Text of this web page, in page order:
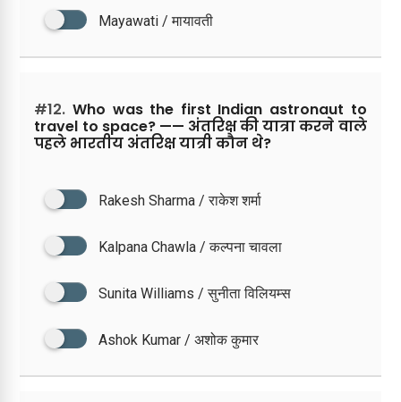
Mayawati / मायावती
#12. Who was the first Indian astronaut to
travel to space? —— अंतरिक्ष की यात्रा करने वाले
पहले भारतीय अंतरिक्ष यात्री कौन थे?
Rakesh Sharma / राकेश शर्मा
Kalpana Chawla / कल्पना चावला
Sunita Williams / सुनीता विलियम्स
Ashok Kumar / अशोक कुमार